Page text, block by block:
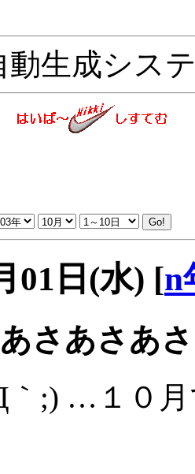
動生成シス
01日(水) [n
さあさあ
｀;) …１０